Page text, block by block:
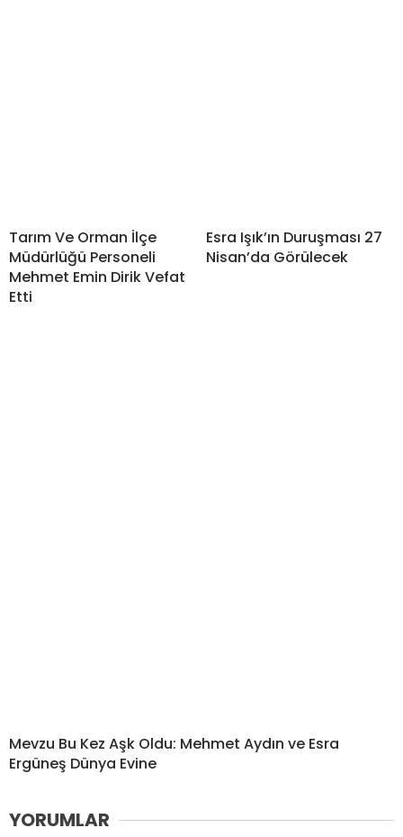
Tarım Ve Orman İlçe
Müdürlüğü Personeli
Mehmet Emin Dirik Vefat
Etti
Esra Işık’ın Duruşması 27
Nisan’da Görülecek
Mevzu Bu Kez Aşk Oldu: Mehmet Aydın ve Esra
Ergüneş Dünya Evine
YORUMLAR